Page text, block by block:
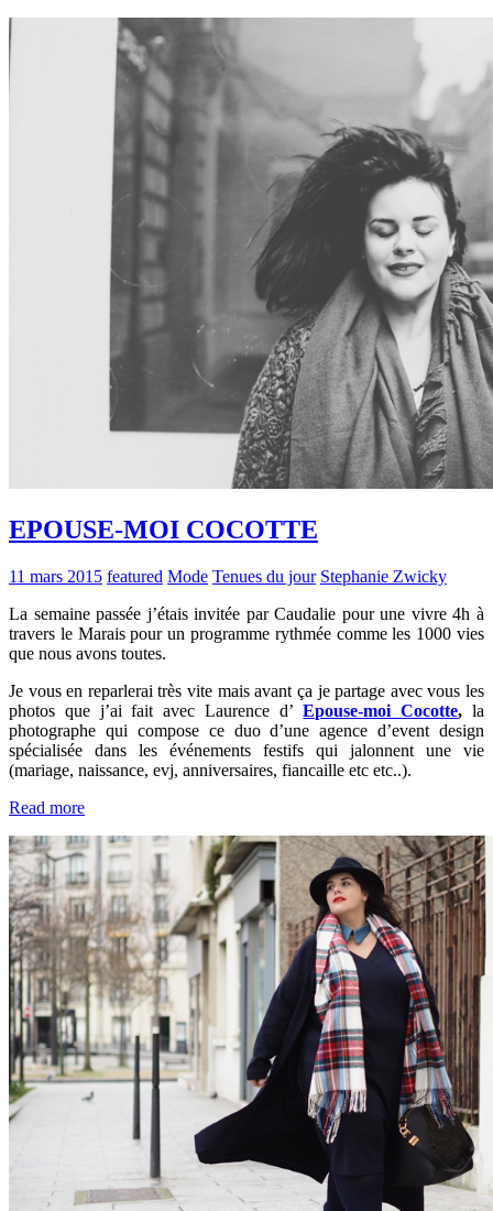
EPOUSE-MOI COCOTTE
11 mars 2015 featured Mode Tenues du jour Stephanie Zwicky
La semaine passée j’étais invitée par Caudalie pour une vivre 4h à
travers le Marais pour un programme rythmée comme les 1000 vies
que nous avons toutes.
Je vous en reparlerai très vite mais avant ça je partage avec vous les
photos que j’ai fait avec Laurence d’Epouse-moi Cocotte,la
photographe qui compose ce duo d’une agence d’event design
spécialisée dans les événements festifs qui jalonnent une vie
(mariage, naissance, evj, anniversaires, fiancaille etc etc..).
Read more